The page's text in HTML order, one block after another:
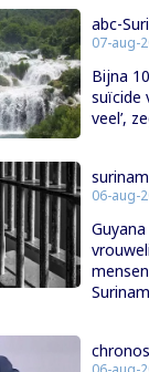
abc-
07-aug-
Bijna
suïcide
veel’,
06-aug-